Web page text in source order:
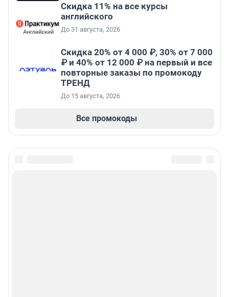
Скидка 11% на все курсы
английского
До 31 августа, 2026
Скидка 20% от 4 000 ₽, 30% от 7 000
₽ и 40% от 12 000 ₽ на первый и все
повторные заказы по промокоду
ТРЕНД
До 15 августа, 2026
Все промокоды